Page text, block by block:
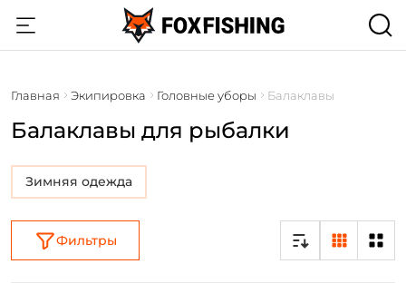
Главная Экипировка Головные уборы Балаклавы
Балаклавы для рыбалки
Зимняя одежда
Фильтры